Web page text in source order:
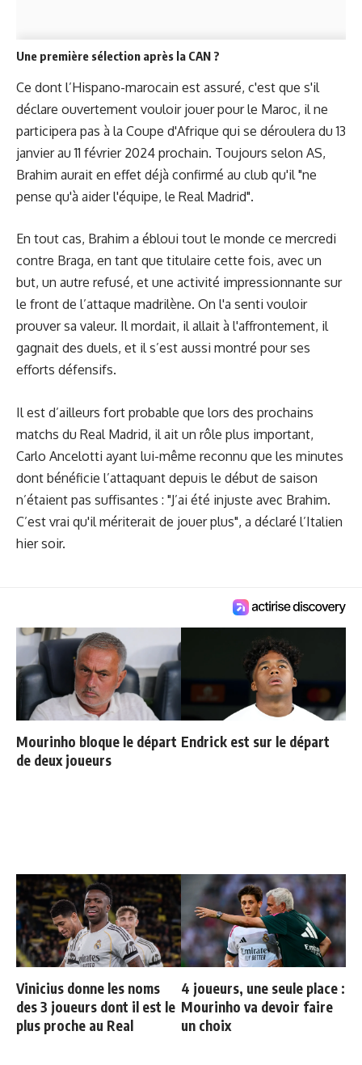
Une première sélection après la CAN ?
Ce dont l’Hispano-marocain est assuré, c'est que s'il
déclare ouvertement vouloir jouer pour le Maroc, il ne
participera pas à la Coupe d'Afrique qui se déroulera du 13
janvier au 11 février 2024 prochain. Toujours selon AS,
Brahim aurait en effet déjà confirmé au club qu'il "ne
pense qu'à aider l'équipe, le Real Madrid".
En tout cas, Brahim a ébloui tout le monde ce mercredi
contre Braga, en tant que titulaire cette fois, avec un
but, un autre refusé, et une activité impressionnante sur
le front de l’attaque madrilène. On l'a senti vouloir
prouver sa valeur. Il mordait, il allait à l'affrontement, il
gagnait des duels, et il s’est aussi montré pour ses
efforts défensifs.
Il est d’ailleurs fort probable que lors des prochains
matchs du Real Madrid, il ait un rôle plus important,
Carlo Ancelotti ayant lui-même reconnu que les minutes
dont bénéficie l’attaquant depuis le début de saison
n’étaient pas suffisantes : "J’ai été injuste avec Brahim.
C’est vrai qu'il mériterait de jouer plus", a déclaré l’Italien
hier soir.
Mourinho bloque le départ
de deux joueurs
Endrick est sur le départ
Vinicius donne les noms
des 3 joueurs dont il est le
plus proche au Real
4 joueurs, une seule place :
Mourinho va devoir faire
un choix